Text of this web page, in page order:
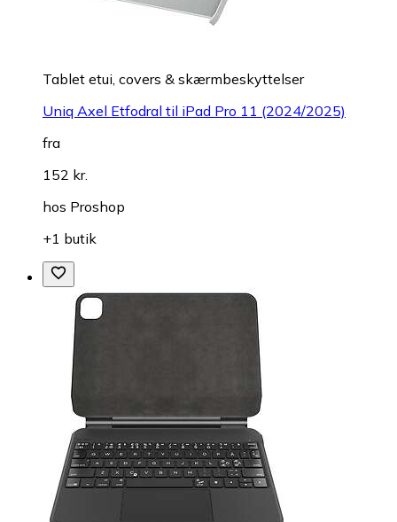
Tablet etui, covers & skærmbeskyttelser
Uniq Axel Etfodral til iPad Pro 11 (2024/2025)
fra
152 kr.
hos Proshop
+1 butik